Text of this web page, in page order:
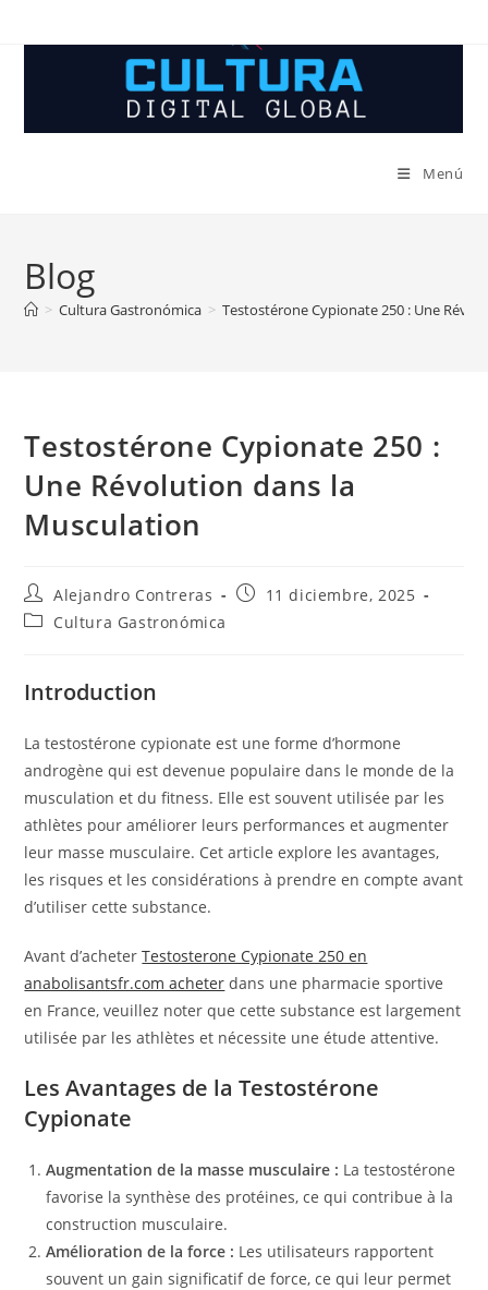
Menú
Blog
> Cultura Gastronómica > Testostérone Cypionate 250 : Une
Testostérone Cypionate 250 :
Une Révolution dans la
Musculation
Autor
de
la
Alejandro Contreras
Entrada11 diciembre, 2025
Categoría
entrada:
Cultura Gastronómica
Introduction
La testostérone cypionate est une forme d’hormone
androgène qui est devenue populaire dans le monde de la
musculation et du fitness. Elle est souvent utilisée par les
athlètes pour améliorer leurs performances et augmenter
leur masse musculaire. Cet article explore les avantages,
les risques et les considérations à prendre en compte avant
d’utiliser cette substance.
Avant d’acheterTestosterone Cypionate 250 en
anabolisantsfr.com acheter dans une pharmacie sportive
en France, veuillez noter que cette substance est largement
utilisée par les athlètes et nécessite une étude attentive.
Les Avantages de la Testostérone
Cypionate
Augmentation de la masse musculaire : La testostérone
favorise la synthèse des protéines, ce qui contribue à la
construction musculaire.
Amélioration de la force : Les utilisateurs rapportent
souvent un gain significatif de force, ce qui leur permet